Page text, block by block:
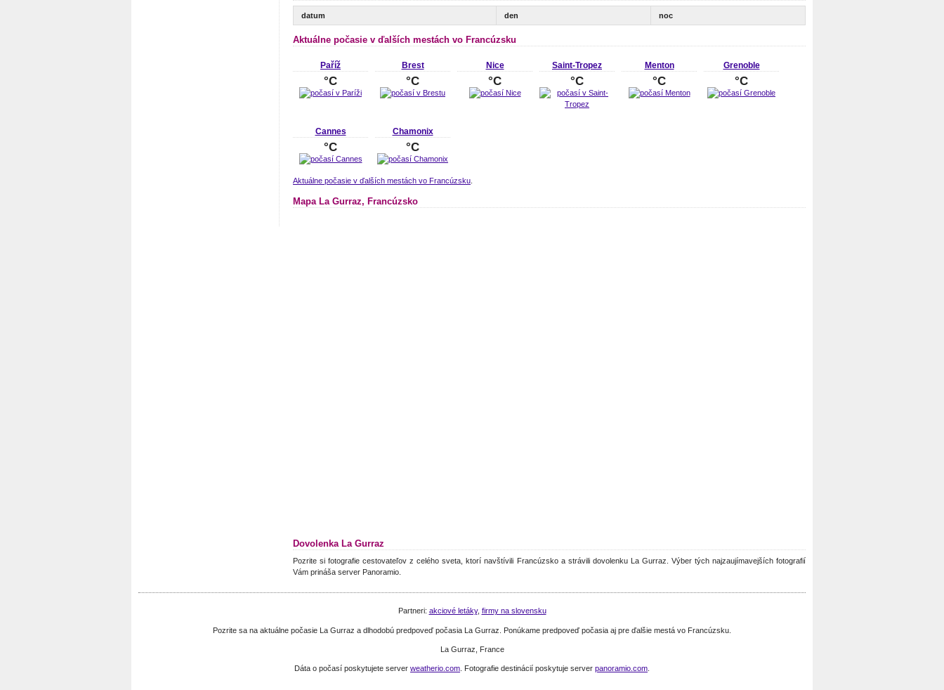
datum den noc
Aktuálne počasie v ďalších mestách vo Francúzsku
Paříž
°C
Brest
°C
Nice
°C
Saint-Tropez
°C
Menton
°C
Grenoble
°C
Cannes
°C
Chamonix
°C
Aktuálne počasie v ďalších mestách vo Francúzsku
Mapa La Gurraz, Francúzsko
Dovolenka La Gurraz
Pozrite si fotografie cestovateľov z celého sveta, ktorí navštívili Francúzsko a strávili dovolenku La Gurraz. Výber tých najzaujímavejších fotografií
Vám prináša server Panoramio.
Partneri: akciové letáky, firmy na slovensku
Pozrite sa na aktuálne počasie La Gurraz a dlhodobú predpoveď počasia La Gurraz. Ponúkame predpoveď počasia aj pre ďalšie mestá vo Francúzsku.
La Gurraz, France
Dáta o počasí poskytujete server weatherio.com . Fotografie destinácií poskytuje server panoramio.com